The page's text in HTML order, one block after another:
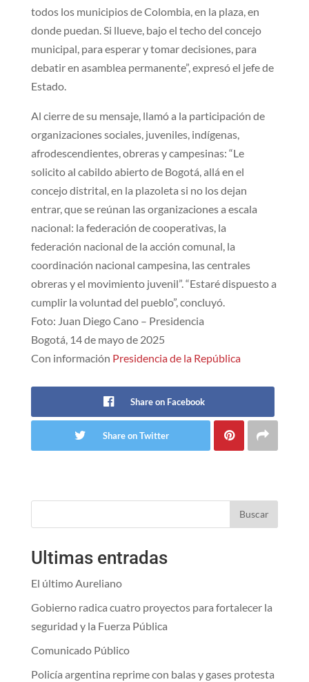
todos los municipios de Colombia, en la plaza, en
donde puedan. Si llueve, bajo el techo del concejo
municipal, para esperar y tomar decisiones, para
debatir en asamblea permanente”, expresó el jefe de
Estado.
Al cierre de su mensaje, llamó a la participación de
organizaciones sociales, juveniles, indígenas,
afrodescendientes, obreras y campesinas: “Le
solicito al cabildo abierto de Bogotá, allá en el
concejo distrital, en la plazoleta si no los dejan
entrar, que se reúnan las organizaciones a escala
nacional: la federación de cooperativas, la
federación nacional de la acción comunal, la
coordinación nacional campesina, las centrales
obreras y el movimiento juvenil”. “Estaré dispuesto a
cumplir la voluntad del pueblo”, concluyó.
Foto: Juan Diego Cano – Presidencia
Bogotá, 14 de mayo de 2025
Con información Presidencia de la República
Share on Facebook
Share on Twitter
Buscar
Ultimas entradas
El último Aureliano
Gobierno radica cuatro proyectos para fortalecer la
seguridad y la Fuerza Pública
Comunicado Público
Policía argentina reprime con balas y gases protesta